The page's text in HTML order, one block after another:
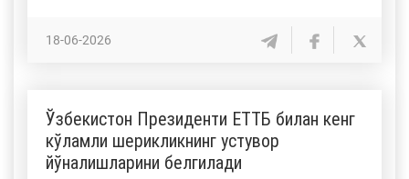
18-06-2026
Ўзбекистон Президенти ЕТТБ билан кенг
кўламли шерикликнинг устувор
йўналишларини белгилади